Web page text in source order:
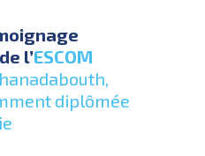
l’ESCOM
diplômée